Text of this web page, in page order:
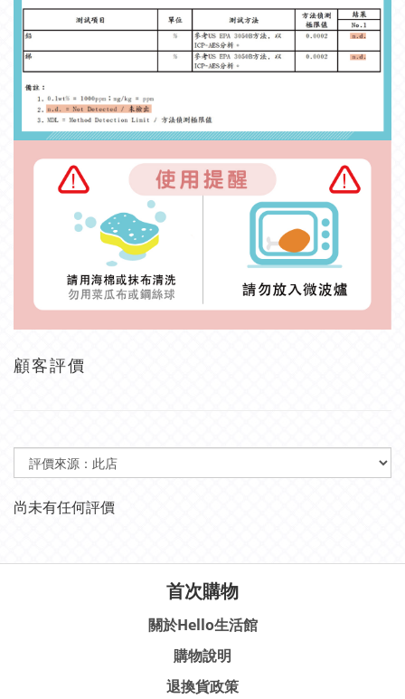
顧客評價
尚未有任何評價
首次購物
關於Hello生活館
購物說明
退換貨政策